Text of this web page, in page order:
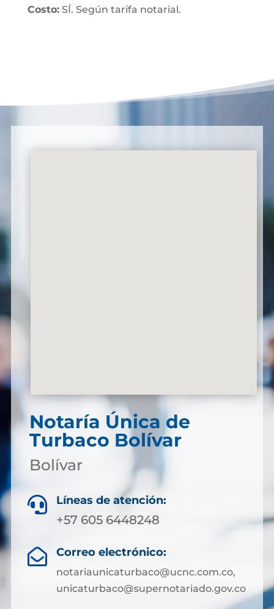
Costo:SÍ. Según tarifa notarial.
Notaría Única de
Turbaco Bolívar
Bolívar
 Líneas de atención:
+57 605 6448248
 Correo electrónico:
notariaunicaturbaco@ucnc.com.co,
unicaturbaco@supernotariado.gov.co